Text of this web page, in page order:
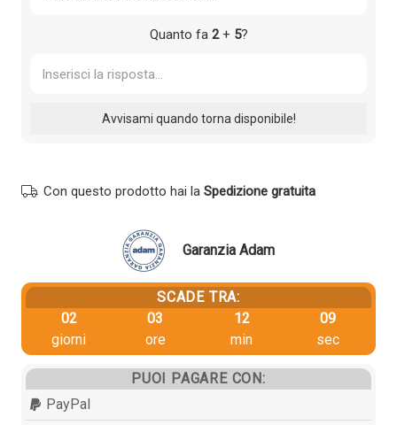
Quanto fa 2+ 5?
Con questo prodotto hai la Spedizione gratuita
Garanzia Adam
SCADE TRA:
02
giorni
03
ore
12
min
09
sec
PUOI PAGARE CON:
PayPal